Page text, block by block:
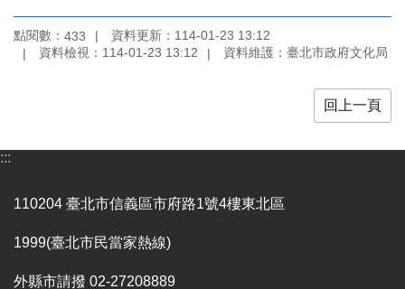
常
見
北
府
政
點閱數： 433
資料更新：114-01-23 13:12
資料檢視：114-01-23 13:12
資料維護：臺北市政府文化局
回上一頁
:::
110204 臺北市信義區市府路1號4樓東北區
1999(臺北市民當家熱線)
外縣市請撥 02-27208889